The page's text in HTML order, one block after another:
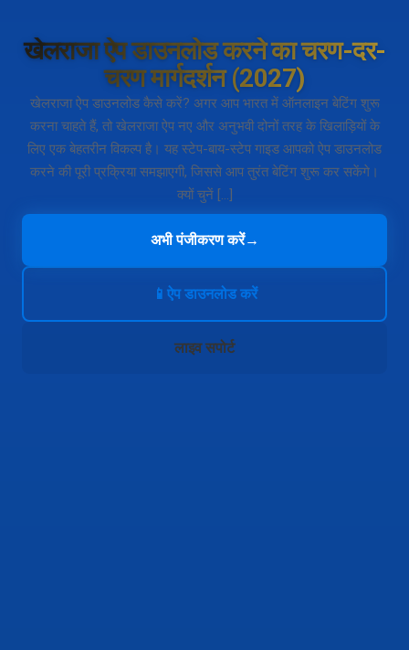
खेलराजा ऐप डाउनलोड करने का चरण-दर-
चरण मार्गदर्शन (2027)
खेलराजा ऐप डाउनलोड कैसे करें? अगर आप भारत में ऑनलाइन बेटिंग शुरू
करना चाहते हैं, तो खेलराजा ऐप नए और अनुभवी दोनों तरह के खिलाड़ियों के
लिए एक बेहतरीन विकल्प है। यह स्टेप-बाय-स्टेप गाइड आपको ऐप डाउनलोड
करने की पूरी प्रक्रिया समझाएगी, जिससे आप तुरंत बेटिंग शुरू कर सकेंगे।
क्यों चुनें […]
अभी पंजीकरण करें→
📱 ऐप डाउनलोड करें
लाइव सपोर्ट